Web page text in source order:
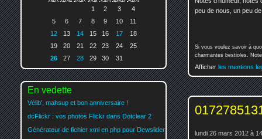
peu de nous, un peu
Si vous voulez savoir à
charmantes bestioles.
Afficher les mentions
lundi 26 mars 2012 à
1
2 3
4
5
6 7 8 9 10
11
12
13 14 15 16 17
18
19
20 21 22 23 24
25
26
27 28 29 30 31
En vedette
Vélib', mahsup et bon anniversaire !
dcFlickr : vos photos Flickr dans Dotclear 2
Générateur de fichier xml en php pour Dewslider